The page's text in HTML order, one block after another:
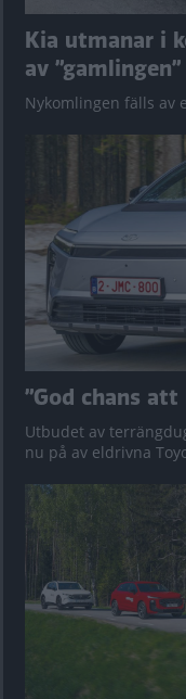
Kia utmanar i
av ”gamlingen”
Nykomlingen fälls av
”God chans
Utbudet av
nu på av eldrivna